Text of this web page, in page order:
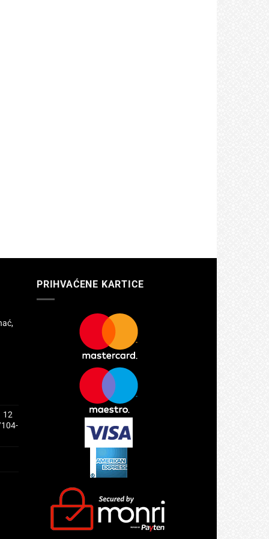
12
PRIHVAĆENE KARTICE